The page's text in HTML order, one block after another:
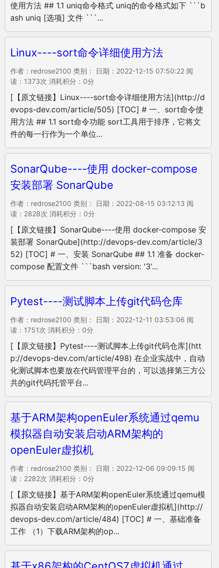
使用方法 ## 1.1 uniq命令格式 uniq的命令格式如下 ```b
ash uniq [选项] 文件 ```...
Linux----sort命令详细使用方法
作者：redrose2100 类别： 日期：2022-12-15 07:50:22 阅
读：1373次 消耗积分：0分
[【原文链接】Linux----sort命令详细使用方法](http://d
evops-dev.com/article/505) [TOC] # 一、sort命令使
用方法 ## 1.1 sort命令功能 sort工具用于排序，它将文
件的每一行作为一个单位...
SonarQube----使用 docker-compose
安装部署 SonarQube
作者：redrose2100 类别： 日期：2022-08-15 03:12:13 阅
读：2828次 消耗积分：0分
[【原文链接】SonarQube----使用 docker-compose 安
装部署 SonarQube](http://devops-dev.com/article/3
52) [TOC] # 一、安装 SonarQube ## 1.1 准备 docker-
compose 配置文件 ```bash version: '3'...
Pytest----测试脚本上传git代码仓库
作者：redrose2100 类别： 日期：2022-12-11 03:53:06 阅
读：1751次 消耗积分：0分
[【原文链接】Pytest----测试脚本上传git代码仓库](htt
p://devops-dev.com/article/498) 在企业实战中，自动
化测试脚本也要放在代码管理平台的，可以选择第三方公
共的git代码托管平台...
基于ARM架构openEuler系统通过qemu
模拟器自动安装启动ARM架构的
openEuler虚拟机
作者：redrose2100 类别： 日期：2022-12-06 09:09:15 阅
读：2282次 消耗积分：0分
[【原文链接】基于ARM架构openEuler系统通过qemu模
拟器自动安装启动ARM架构的openEuler虚拟机](http://
devops-dev.com/article/484) [TOC] # 一、基础准备
工作 （1）下载ARM架构的op...